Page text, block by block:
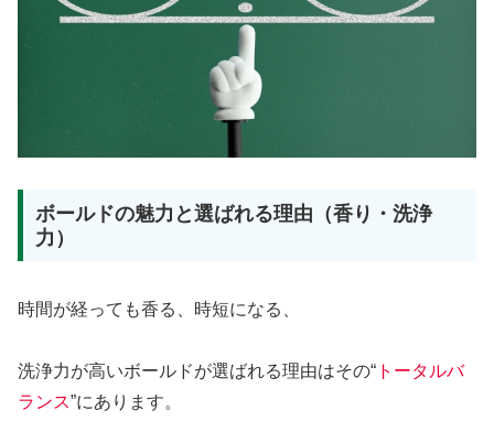
ボールドの魅力と選ばれる理由（香り・洗浄
力）
時間が経っても香る、時短になる、
洗浄力が高いボールドが選ばれる理由はその“ トータルバ
ランス”にあります。